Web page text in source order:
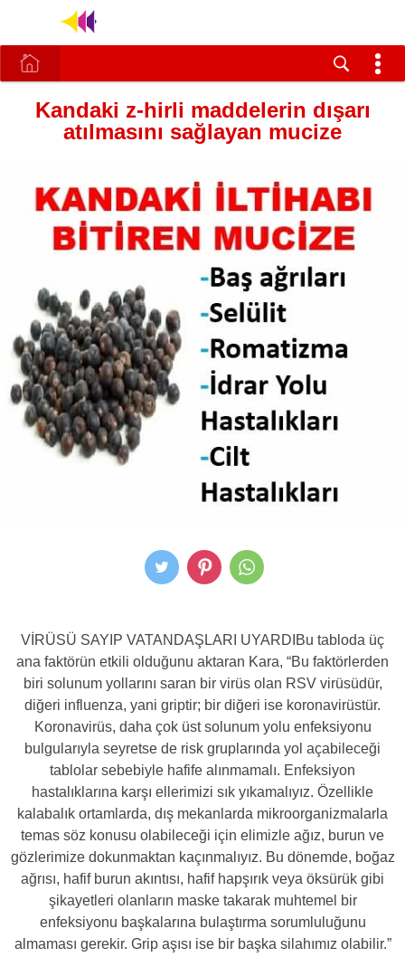
Kandaki z-hirli maddelerin dışarı
atılmasını sağlayan mucize
VİRÜSÜ SAYIP VATANDAŞLARI UYARDIBu tabloda üç
ana faktörün etkili olduğunu aktaran Kara, “Bu faktörlerden
biri solunum yollarını saran bir virüs olan RSV virüsüdür,
diğeri influenza, yani griptir; bir diğeri ise koronavirüstür.
Koronavirüs, daha çok üst solunum yolu enfeksiyonu
bulgularıyla seyretse de risk gruplarında yol açabileceği
tablolar sebebiyle hafife alınmamalı. Enfeksiyon
hastalıklarına karşı ellerimizi sık yıkamalıyız. Özellikle
kalabalık ortamlarda, dış mekanlarda mikroorganizmalarla
temas söz konusu olabileceği için elimizle ağız, burun ve
gözlerimize dokunmaktan kaçınmalıyız. Bu dönemde, boğaz
ağrısı, hafif burun akıntısı, hafif hapşırık veya öksürük gibi
şikayetleri olanların maske takarak muhtemel bir
enfeksiyonu başkalarına bulaştırma sorumluluğunu
almaması gerekir. Grip aşısı ise bir başka silahımız olabilir.”